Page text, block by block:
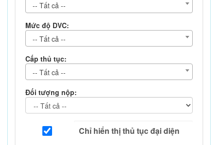
-- Tất cả --
Mức độ DVC:
-- Tất cả --
Cấp thủ tục:
-- Tất cả --
Đối tượng nộp: